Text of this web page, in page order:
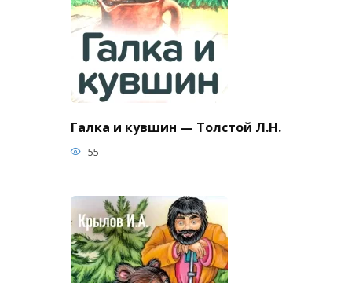
Галка и кувшин — Толстой Л.Н.
55